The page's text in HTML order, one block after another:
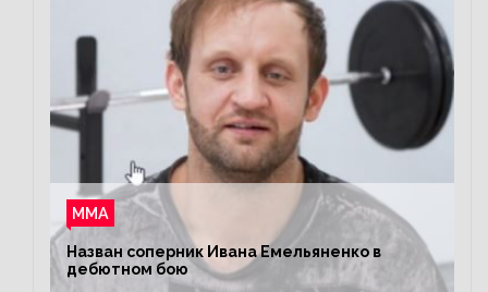
ММА
Назван соперник Ивана Емельяненко в
дебютном бою